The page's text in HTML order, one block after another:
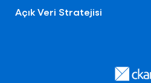
Açık Veri Stratejisi